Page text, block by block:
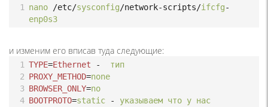
1 nano /etc/sysconfig/network-scripts/ifcfg-
enp0s3
и изменим его вписав туда следующие:
1 TYPE=Ethernet -
тип
2 PROXY_METHOD=none
3 BROWSER_ONLY=no
4 BOOTPROTO=static - указываем что у нас